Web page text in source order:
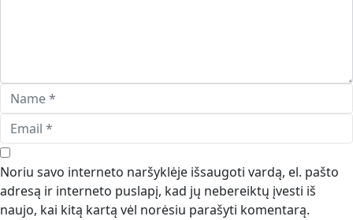
Noriu savo interneto naršyklėje išsaugoti vardą, el. pašto
adresą ir interneto puslapį, kad jų nebereiktų įvesti iš
naujo, kai kitą kartą vėl norėsiu parašyti komentarą.